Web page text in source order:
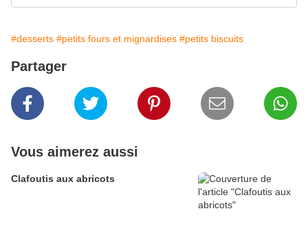
#desserts #petits fours et mignardises #petits biscuits
Partager
Vous aimerez aussi
Clafoutis aux abricots